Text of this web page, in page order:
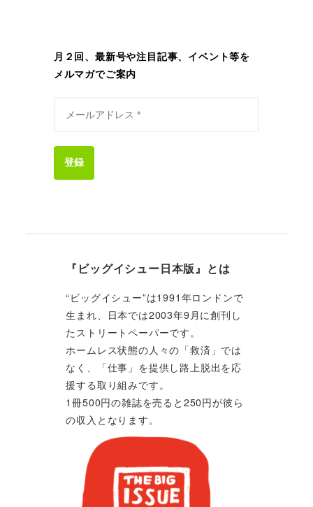
月２回、最新号や注目記事、イベント等を
メルマガでご案内
登録
『ビッグイシュー日本版』とは
“ビッグイシュー”は1991年ロンドンで
生まれ、日本では2003年9月に創刊し
たストリートペーパーです。
ホームレス状態の人々の「救済」では
なく、「仕事」を提供し路上脱出を応
援する取り組みです。
1冊500円の雑誌を売ると250円が彼ら
の収入となります。